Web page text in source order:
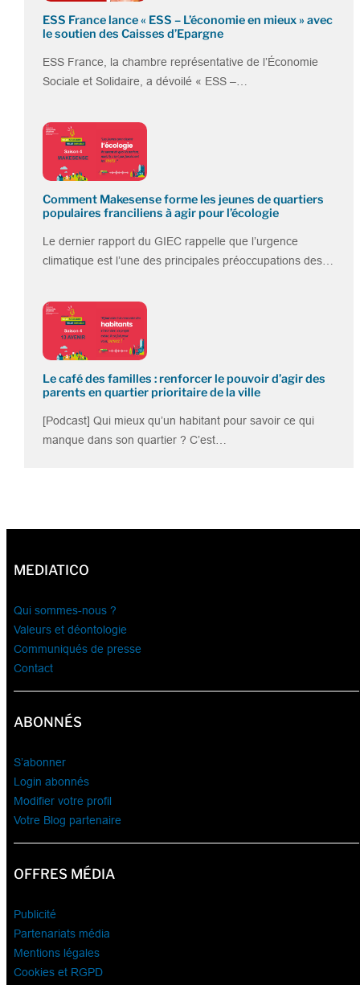
ESS France lance « ESS – L’économie en mieux » avec
le soutien des Caisses d’Epargne
ESS France, la chambre représentative de l’Économie
Sociale et Solidaire, a dévoilé « ESS –…
Comment Makesense forme les jeunes de quartiers
populaires franciliens à agir pour l’écologie
Le dernier rapport du GIEC rappelle que l’urgence
climatique est l’une des principales préoccupations des…
Le café des familles : renforcer le pouvoir d’agir des
parents en quartier prioritaire de la ville
[Podcast] Qui mieux qu’un habitant pour savoir ce qui
manque dans son quartier ? C’est…
MEDIATICO
Qui sommes-nous ?
Valeurs et déontologie
Communiqués de presse
Contact
ABONNÉS
S’abonner
Login abonnés
Modifier votre profil
Votre Blog partenaire
OFFRES MÉDIA
Publicité
Partenariats média
Mentions légales
Cookies et RGPD